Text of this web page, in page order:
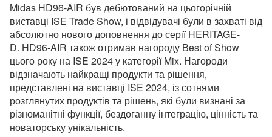
Midas HD96-AIR був дебютований на цьогорічній
виставці ISE Trade Show, і відвідувачі були в захваті від
абсолютно нового доповнення до серії HERITAGE-
D. HD96-AIR також отримав нагороду Best of Show
цього року на ISE 2024 у категорії Mix. Нагороди
відзначають найкращі продукти та рішення,
представлені на виставці ISE 2024, із сотнями
розглянутих продуктів та рішень, які були визнані за
різноманітні функції, бездоганну інтеграцію, цінність та
новаторську унікальність.